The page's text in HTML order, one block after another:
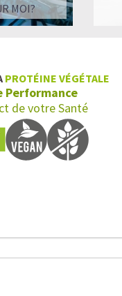
MOI?
PROTÉINE VÉGÉTALE
Performance
de votre Santé